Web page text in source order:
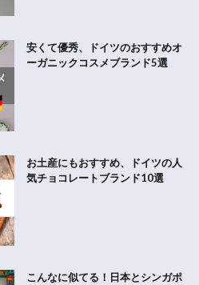
安くて優秀、ドイツのおすすめオ
ーガニックコスメブランド5選
お土産にもおすすめ、ドイツの人
気チョコレートブランド10選
こんなに似てる！日本とシンガポ